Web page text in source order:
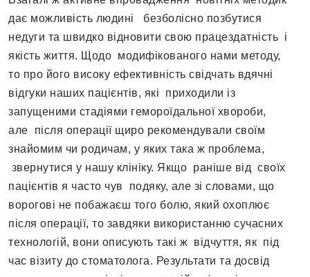
дає можливість людині безболісно позбутися
недуги та швидко відновити свою працездатність і
якість життя. Щодо модифікованого нами методу,
то про його високу ефективність свідчать вдячні
відгуки наших пацієнтів, які приходили із
запущеними стадіями гемороїдальної хвороби,
але після операції щиро рекомендували своїм
знайомим чи родичам, у яких така ж проблема,
звернутися у нашу клініку. Якщо раніше від своїх
пацієнтів я часто чув подяку, але зі словами, що
ворогові не побажаєш того болю, який охоплює
після операції, то завдяки використанню сучасних
технологій, вони описують такі ж відчуття, як під
час візиту до стоматолога. Результати та досвід